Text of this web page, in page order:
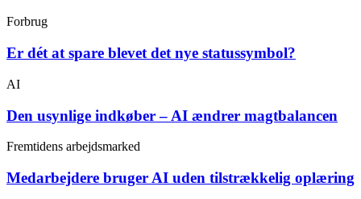
Forbrug
Er dét at spare blevet det nye statussymbol?
AI
Den usynlige indkøber – AI ændrer magtbalancen
Fremtidens arbejdsmarked
Medarbejdere bruger AI uden tilstrækkelig oplæring